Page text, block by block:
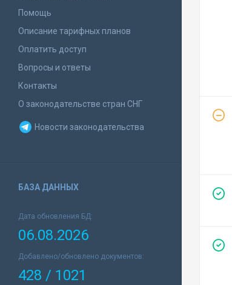
Помощь
Описание тарифных планов
Оплатить доступ
Вопросы и ответы
Контакты
О законодательстве стран СНГ
Новости законодательства
БАЗА ДАННЫХ
Дата обновления БД:
06.08.2026
Добавлено/обновлено документов:
428 / 1021